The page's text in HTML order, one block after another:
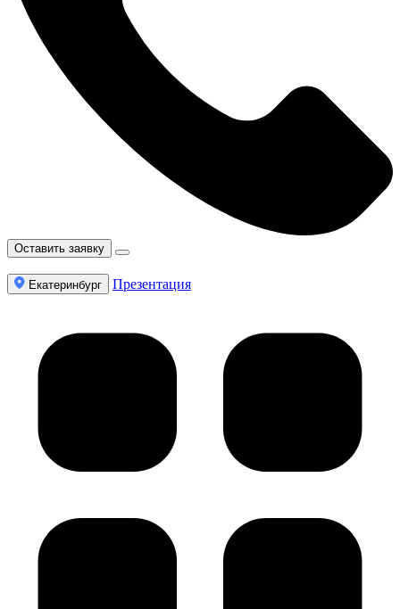
Оставить заявку
Екатеринбург Презентация